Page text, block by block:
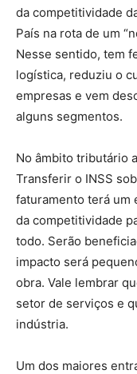
da competitividade
País na rota de um
Nesse sentido, tem
logística, reduziu o
empresas e vem
alguns segmentos.
No âmbito tributário
Transferir o INSS
faturamento terá um
da competitividade
todo. Serão
impacto será
obra. Vale lembrar
setor de serviços e
indústria.
Um dos maiores